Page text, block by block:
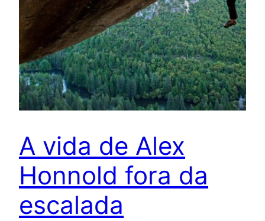
A vida de Alex
Honnold fora da
escalada